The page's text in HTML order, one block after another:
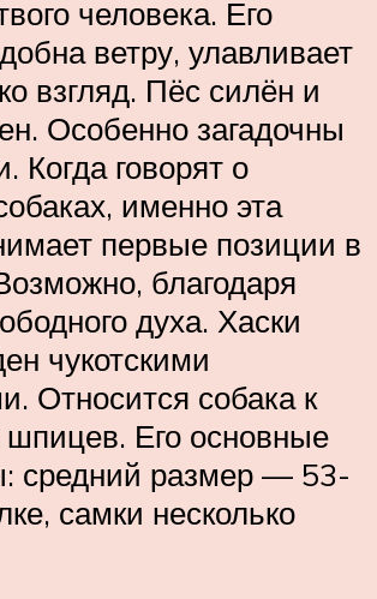
человека. Его
ветру, улавливает
взгляд. Пёс силён и
Особенно загадочны
Когда говорят о
именно эта
первые позиции в
благодаря
духа. Хаски
чукотскими
Относится собака к
шпицев. Его основные
средний размер — 53-
самки несколько